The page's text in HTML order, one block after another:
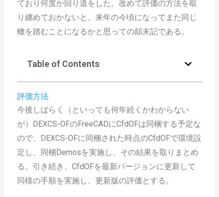
ており何度か回り道をした。改めて評価の方法を取
り纏めておかないと、来年の今頃になってまた同じ
轍を踏むことになるかと思っての顛末記である。
Table of Contents
評価方法
今後しばらく（といっても何年続くかわからない
が）DEXCS-OFのFreeCADにCfdOFは同梱する予定な
ので、DEXCS-OFに同梱された時点のCfdOFで環境設
定し、同梱Demosを実施し、その結果を取りまとめ
る。引き続き、CfdOFを最新バージョンに更新して
同様の手順を実施し、更新版の評価とする。